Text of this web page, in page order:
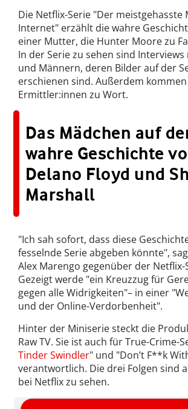
Die Netflix-Serie "Der meistgehasste
Internet" erzählt die wahre
einer Mutter, die Hunter Moore zu
In der Serie zu sehen sind Interviews
und Männern, deren Bilder auf der
erschienen sind. Außerdem kommen
Ermittler:innen zu Wort.
Das Mädchen auf
wahre Geschichte
Delano Floyd und
Marshall
"Ich sah sofort, dass diese
fesselnde Serie abgeben könnte",
Alex Marengo gegenüber der Netflix-
Gezeigt werde "ein Kreuzzug für
gegen alle Widrigkeiten"– in einer
und der Online-Verdorbenheit".
Hinter der Miniserie steckt die
Raw TV. Sie ist auch für True-Crime-
Tinder Swindler" und "Don’t F**k
verantwortlich. Die drei Folgen sind
bei Netflix zu sehen.